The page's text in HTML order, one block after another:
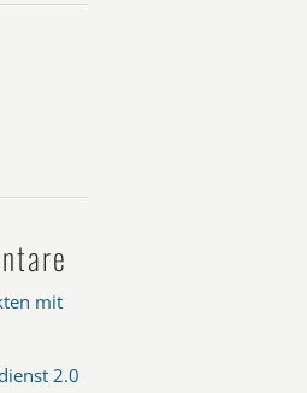
mit
2.0